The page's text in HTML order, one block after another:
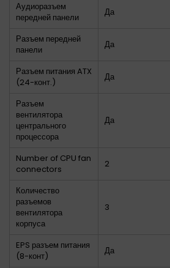
Аудиоразъем
передней панели
Да
Разъем передней
панели
Да
Разъем питания ATX
(24-конт.)
Да
Разъем
вентилятора
центрального
процессора
Да
Number of CPU fan
connectors
2
Количество
разъемов
вентилятора
корпуса
3
EPS разъем питания
(8-конт)
Да